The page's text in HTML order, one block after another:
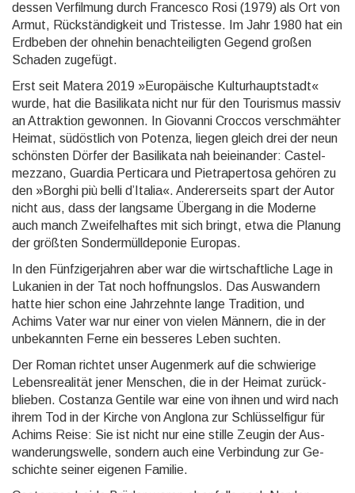
dessen Verfil­mung durch Fran­cesco Rosi (1979) als Ort von
Armut, Rück­ständig­keit und Tris­tesse. Im Jahr 1980 hat ein
Erdbeben der ohnehin be­nach­teilig­ten Gegend großen
Schaden zuge­fügt.
Erst seit Matera 2019 »Europäische Kultur­haupt­stadt«
wurde, hat die Basili­kata nicht nur für den Tou­ris­mus massiv
an Attrak­tion gewon­nen. In Giovanni Croccos ver­schmäh­ter
Heimat, süd­öst­lich von Potenza, liegen gleich drei der neun
schönsten Dörfer der Basili­kata nah bei­ein­ander: Castel­
mezzano, Guardia Perticara und Pietra­pertosa gehören zu
den »Borghi più belli d’Italia«. Anderer­seits spart der Autor
nicht aus, dass der langsame Übergang in die Moderne
auch manch Zweifel­haftes mit sich bringt, etwa die Planung
der größten Sonder­müll­depo­nie Europas.
In den Fünfzigerjahren aber war die wirt­schaft­liche Lage in
Luka­nien in der Tat noch hoff­nungs­los. Das Aus­wandern
hatte hier schon eine Jahr­zehnte lange Tradi­tion, und
Achims Vater war nur einer von vielen Männern, die in der
unbe­kannten Ferne ein besseres Leben suchten.
Der Roman richtet unser Augenmerk auf die schwie­rige
Lebens­realität jener Menschen, die in der Heimat zurück­
blieben. Costanza Gentile war eine von ihnen und wird nach
ihrem Tod in der Kirche von Anglona zur Schlüs­sel­figur für
Achims Reise: Sie ist nicht nur eine stille Zeugin der Aus­
wande­rungs­welle, sondern auch eine Verbin­dung zur Ge­
schichte seiner eigenen Familie.